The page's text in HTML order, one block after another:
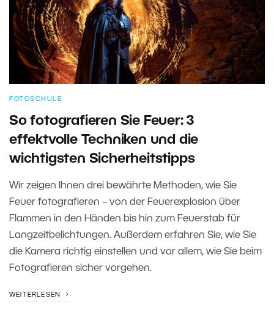
FOTOSCHULE
So fotografieren Sie Feuer: 3
effektvolle Techniken und die
wichtigsten Sicherheitstipps
Wir zeigen Ihnen drei bewährte Methoden, wie Sie
Feuer fotografieren – von der Feuerexplosion über
Flammen in den Händen bis hin zum Feuerstab für
Langzeitbelichtungen. Außerdem erfahren Sie, wie Sie
die Kamera richtig einstellen und vor allem, wie Sie beim
Fotografieren sicher vorgehen.
WEITERLESEN